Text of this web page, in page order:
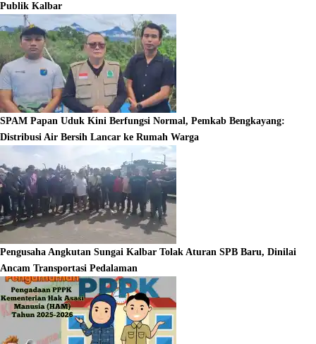
Publik Kalbar
SPAM Papan Uduk Kini Berfungsi Normal, Pemkab Bengkayang:
Distribusi Air Bersih Lancar ke Rumah Warga
Pengusaha Angkutan Sungai Kalbar Tolak Aturan SPB Baru, Dinilai
Ancam Transportasi Pedalaman